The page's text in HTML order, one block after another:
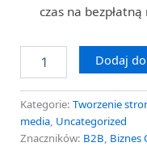
czas na
Dodaj
Kategorie: Tworzenie
media, Uncategorized
Znaczników: B2B, Biznes